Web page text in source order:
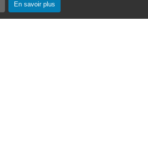
En savoir plus